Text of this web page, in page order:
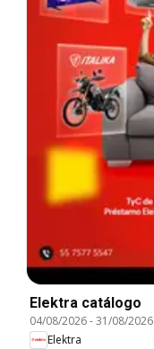
Elektra catálogo
04/08/2026-31/08/2026
Elektra